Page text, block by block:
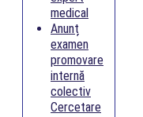
medical
Anunț
examen
promovare
internă
colectiv
Cercetare